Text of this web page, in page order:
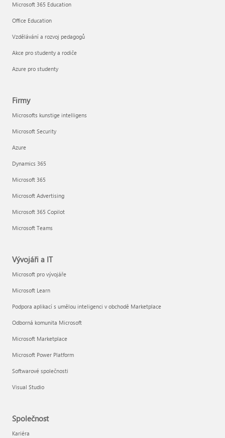
Microsoft 365 Education
Office Education
Vzdělávání a rozvoj pedagogů
Akce pro studenty a rodiče
Azure pro studenty
Firmy
Microsofts kunstige intelligens
Microsoft Security
Azure
Dynamics 365
Microsoft 365
Microsoft Advertising
Microsoft 365 Copilot
Microsoft Teams
Vývojáři a IT
Microsoft pro vývojáře
Microsoft Learn
Podpora aplikací s umělou inteligenci v obchodě Marketplace
Odborná komunita Microsoft
Microsoft Marketplace
Microsoft Power Platform
Softwarové společnosti
Visual Studio
Společnost
Kariéra